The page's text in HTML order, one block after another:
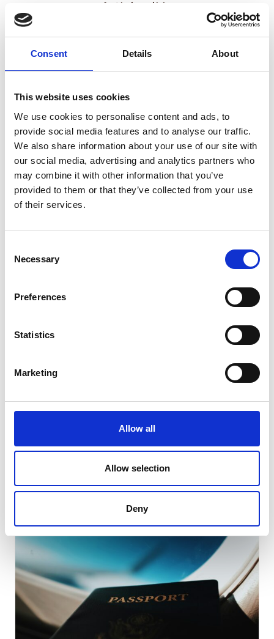
Consent Details About
This website uses cookies
We use cookies to personalise content and ads, to
provide social media features and to analyse our traffic.
We also share information about your use of our site with
our social media, advertising and analytics partners who
may combine it with other information that you’ve
provided to them or that they’ve collected from your use
of their services.
Selection
Necessary
Preferences
Statistics
Marketing
Allow all
Allow selection
Deny
SERVICES D’IMPRESSION
La popularité des codes QR dans les
Lire l'article
documents imprimés